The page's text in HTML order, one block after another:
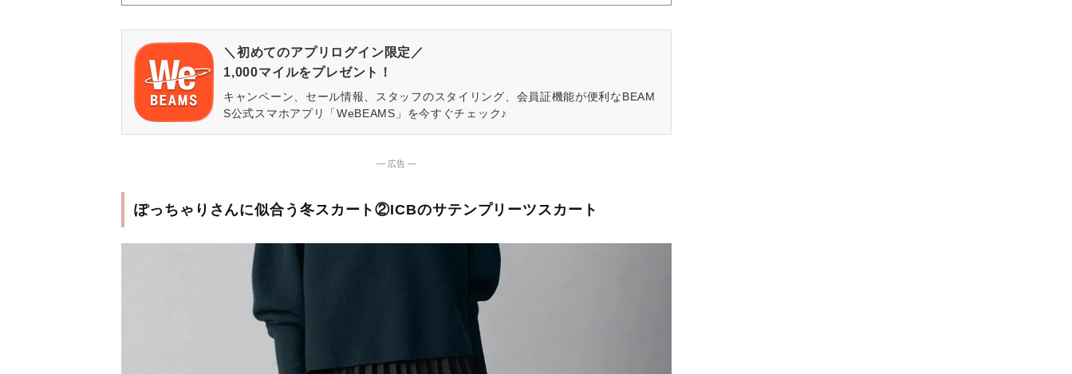
＼初めてのアプリログイン限定／
1,000マイルをプレゼント！
キャンペーン、セール情報、スタッフのスタイリング、会員証機能が便利なBEAM
S公式スマホアプリ「WeBEAMS」を今すぐチェック♪
― 広告 ―
ぽっちゃりさんに似合う冬スカート②ICBのサテンプリーツスカート